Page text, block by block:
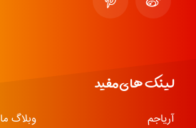
لینک های مفید
آریاجم
وبلاگ ما